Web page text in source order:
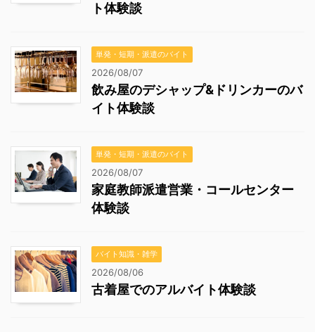
ト体験談
単発・短期・派遣のバイト
2026/08/07
飲み屋のデシャップ&ドリンカーのバ
イト体験談
単発・短期・派遣のバイト
2026/08/07
家庭教師派遣営業・コールセンター
体験談
バイト知識・雑学
2026/08/06
古着屋でのアルバイト体験談